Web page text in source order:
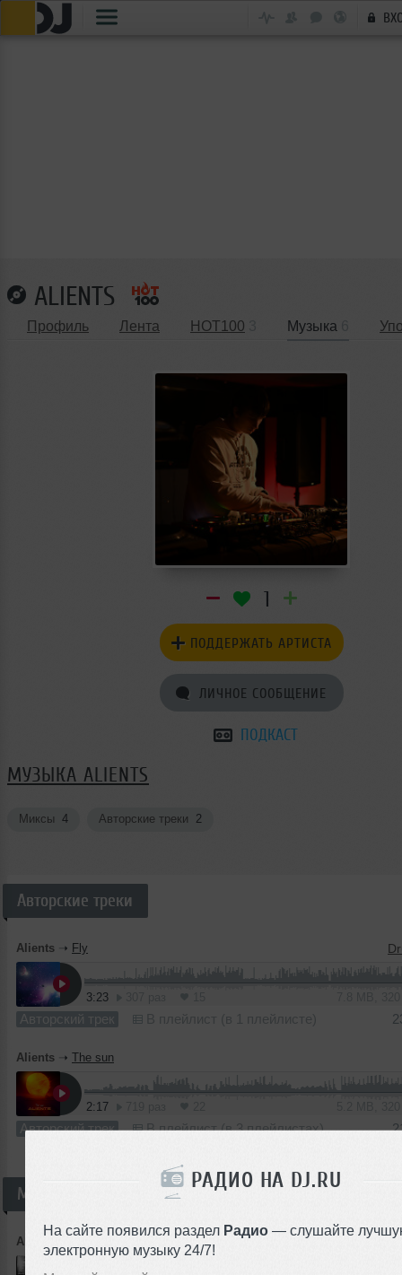
РАДИО НА DJ.RU
На сайте появился раздел Радио — слушайте
электронную музыку 24/7!
ALIENTS
Профиль Лента HOT100 Музыка
1
ПОДДЕРЖАТЬ АРТИСТА
ЛИЧНОЕ СООБЩЕНИЕ
ПОДКАСТ
МУЗЫКА ALIENTS
Миксы 4 Авторские треки 2
Авторские треки
Alients ➝ Fly
3:23
Авторский трек В плейлист (в 1 плейлисте)
Alients ➝ The sun
2:17
Авторский трек В плейлист (в 3 плейлистах)
Миксы
Alients